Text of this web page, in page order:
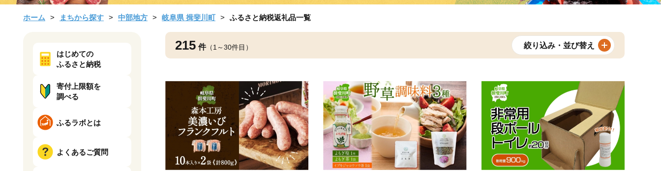
ホーム まちから探す 中部地方 岐阜県 揖斐川町 ふるさと納税返礼品一覧
215 件（1～30件目） 絞り込み・並び替え
はじめての
ふるさと納税
寄付上限額を
調べる
ふるラボとは
よくあるご質問